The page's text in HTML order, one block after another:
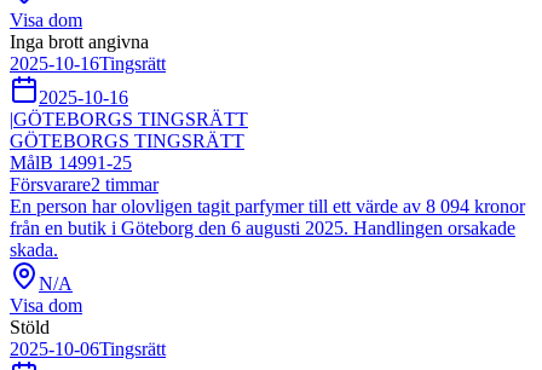
Visa dom
Inga brott angivna
2025-10-16Tingsrätt
2025-10-16
|GÖTEBORGS TINGSRÄTT
GÖTEBORGS TINGSRÄTT
MålB 14991-25
Försvarare2 timmar
En person har olovligen tagit parfymer till ett värde av 8 094 kronor
från en butik i Göteborg den 6 augusti 2025. Handlingen orsakade
skada.
N/A
Visa dom
Stöld
2025-10-06Tingsrätt